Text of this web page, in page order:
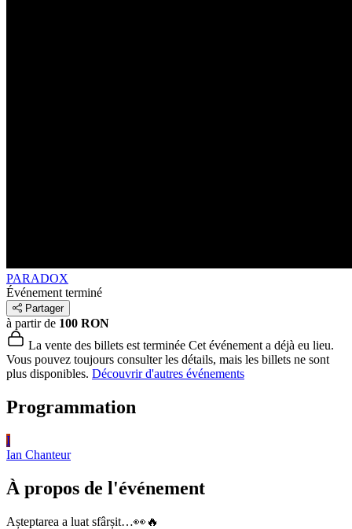
PARADOX
Événement terminé
Partager
à partir de 100 RON
La vente des billets est terminée Cet événement a déjà eu lieu.
Vous pouvez toujours consulter les détails, mais les billets ne sont
plus disponibles. Découvrir d'autres événements
Programmation
I
Ian Chanteur
À propos de l'événement
Așteptarea a luat sfârșit…👀🔥